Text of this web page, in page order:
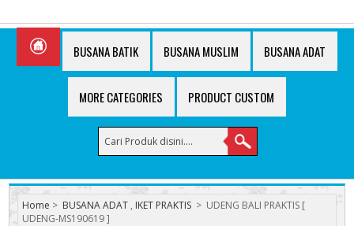
BUSANA BATIK BUSANA MUSLIM BUSANA ADAT
MORE CATEGORIES PRODUCT CUSTOM
Home > BUSANA ADAT , IKET PRAKTIS > UDENG BALI PRAKTIS [
UDENG-MS190619 ]